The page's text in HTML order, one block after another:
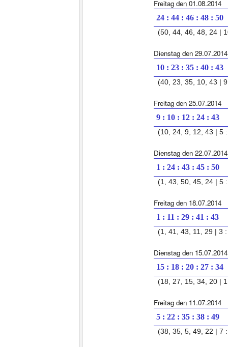
Freitag den 01.08.2014
24 : 44 : 46 : 48 : 50
(50, 44, 46, 48, 24 |
Dienstag den 29.07.2014
10 : 23 : 35 : 40 : 43
(40, 23, 35, 10, 43 |
Freitag den 25.07.2014
9 : 10 : 12 : 24 : 43
(10, 24, 9, 12, 43 | 5
Dienstag den 22.07.2014
1 : 24 : 43 : 45 : 50
(1, 43, 50, 45, 24 | 5
Freitag den 18.07.2014
1 : 11 : 29 : 41 : 43
(1, 41, 43, 11, 29 | 3
Dienstag den 15.07.2014
15 : 18 : 20 : 27 : 34
(18, 27, 15, 34, 20 |
Freitag den 11.07.2014
5 : 22 : 35 : 38 : 49
(38, 35, 5, 49, 22 | 7